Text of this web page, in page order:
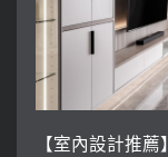
【室內設計推